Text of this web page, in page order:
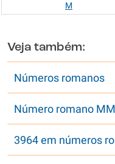
M
Veja também:
Números romanos
Número romano
3964 em números